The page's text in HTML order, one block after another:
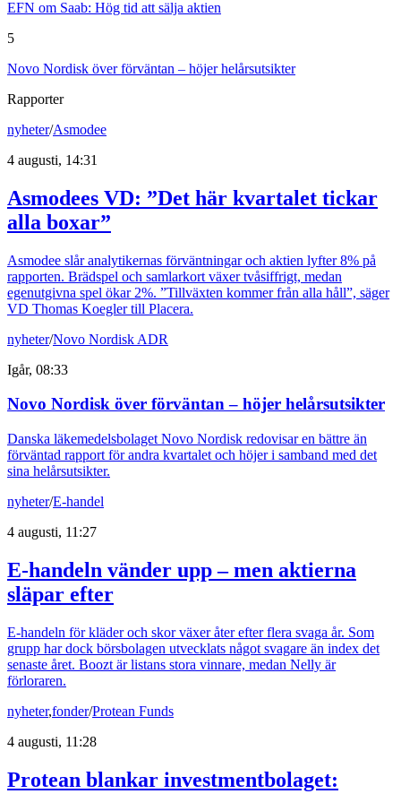
EFN om Saab: Hög tid att sälja aktien
5
Novo Nordisk över förväntan – höjer helårsutsikter
Rapporter
nyheter/Asmodee
4 augusti, 14:31
Asmodees VD: ”Det här kvartalet tickar
alla boxar”
Asmodee slår analytikernas förväntningar och aktien lyfter 8% på
rapporten. Brädspel och samlarkort växer tvåsiffrigt, medan
egenutgivna spel ökar 2%. ”Tillväxten kommer från alla håll”, säger
VD Thomas Koegler till Placera.
nyheter/Novo Nordisk ADR
Igår, 08:33
Novo Nordisk över förväntan – höjer helårsutsikter
Danska läkemedelsbolaget Novo Nordisk redovisar en bättre än
förväntad rapport för andra kvartalet och höjer i samband med det
sina helårsutsikter.
nyheter/E-handel
4 augusti, 11:27
E-handeln vänder upp – men aktierna
släpar efter
E-handeln för kläder och skor växer åter efter flera svaga år. Som
grupp har dock börsbolagen utvecklats något svagare än index det
senaste året. Boozt är listans stora vinnare, medan Nelly är
förloraren.
nyheter,fonder/Protean Funds
4 augusti, 11:28
Protean blankar investmentbolaget: